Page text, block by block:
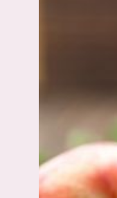
美胸升Cup